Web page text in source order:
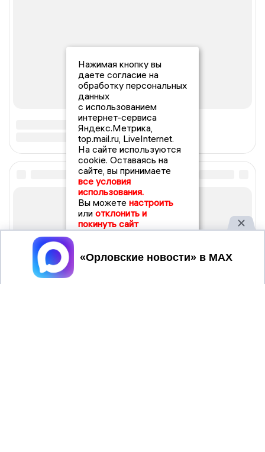
Нажимая кнопку вы
даете согласие на
обработку персональных
данных
с использованием
интернет-сервиса
Яндекс.Метрика,
top.mail.ru, LiveInternet.
На сайте используются
cookie. Оставаясь на
сайте, вы принимаете
все условия
использования.
Вы можете настроить
или отклонить и
покинуть сайт
Принять